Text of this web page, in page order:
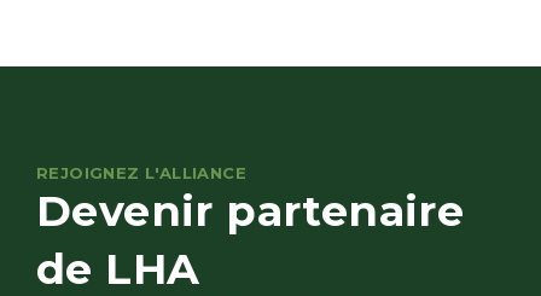
REJOIGNEZ L'ALLIANCE
Devenir partenaire
de LHA